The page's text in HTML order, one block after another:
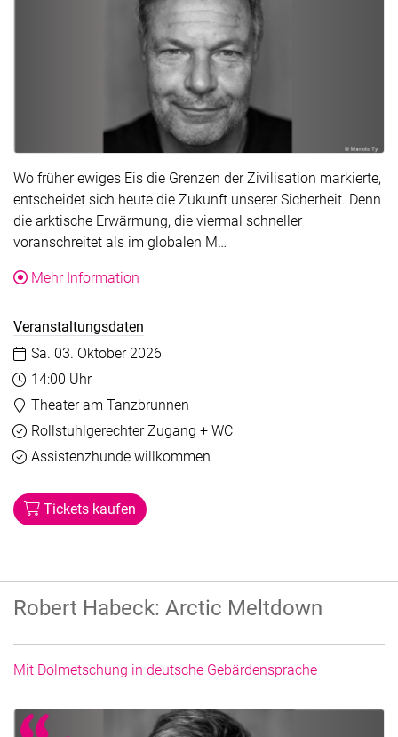
Wo früher ewiges Eis die Grenzen der Zivilisation markierte,
entscheidet sich heute die Zukunft unserer Sicherheit. Denn
die arktische Erwärmung, die viermal schneller
voranschreitet als im globalen M…
Mehr Information
Veranstaltungsdaten
Datum:
Sa. 03. Oktober 2026
Uhrzeit:
14:00 Uhr
Veranstaltungsort:
Theater am Tanzbrunnen
Barrierefreiheit
Rollstuhlgerechter Zugang + WCVerfügbar
Assistenzhunde willkommen
Tickets kaufen
Robert Habeck: Arctic Meltdown
Mit Dolmetschung in deutsche Gebärdensprache